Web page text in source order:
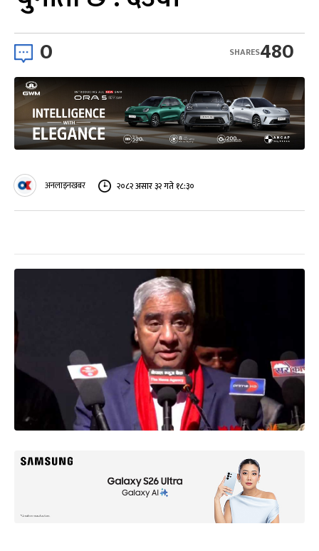
0 480
SHARES
अनलाइनखबर २०८२ असार ३२ गते १८:३०